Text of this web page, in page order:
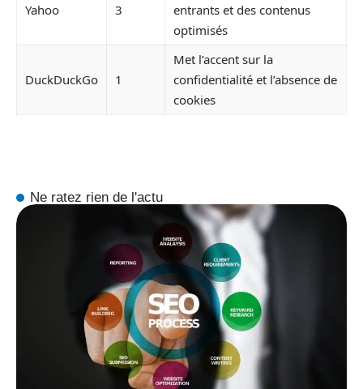
Yahoo 3
entrants et des contenus
optimisés
DuckDuckGo 1
Met l’accent sur la
confidentialité et l’absence de
cookies
Ne ratez rien de l'actu